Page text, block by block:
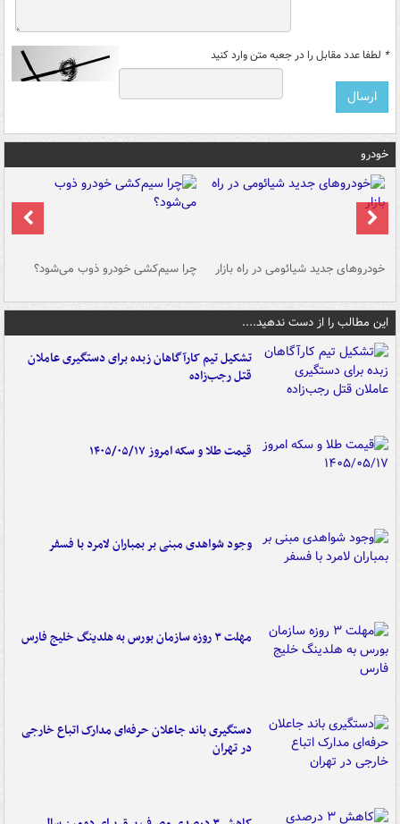
* لطفا عدد مقابل را در جعبه متن وارد کنید
خودرو
خودروهای جدید شیائومی در راه بازار چرا سیم‌کشی خودرو ذوب می‌شود؟
این مطالب را از دست ندهید....
تشکیل تیم کارآگاهان زبده برای دستگیری عاملان
قتل رجب‌زاده
قیمت طلا و سکه امروز ۱۴۰۵/۰۵/۱۷
وجود شواهدی مبنی بر بمباران لامرد با فسفر
مهلت ۳ روزه سازمان بورس به هلدینگ خلیج فارس
دستگیری باند جاعلان حرفه‌ای مدارک اتباع خارجی
در تهران